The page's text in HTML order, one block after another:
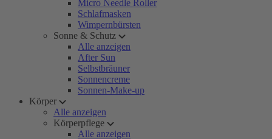
Micro Needle Roller
Schlafmasken
Wimpernbürsten
Sonne & Schutz
Alle anzeigen
After Sun
Selbstbräuner
Sonnencreme
Sonnen-Make-up
Körper
Alle anzeigen
Körperpflege
Alle anzeigen